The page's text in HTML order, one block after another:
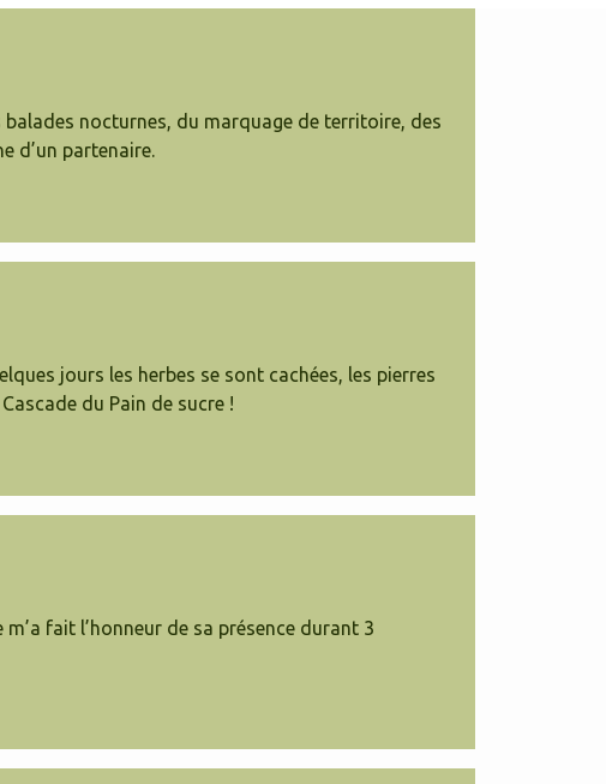
balades nocturnes, du marquage de territoire, des
d’un partenaire.
jours les herbes se sont cachées, les pierres
du Pain de sucre !
fait l’honneur de sa présence durant 3